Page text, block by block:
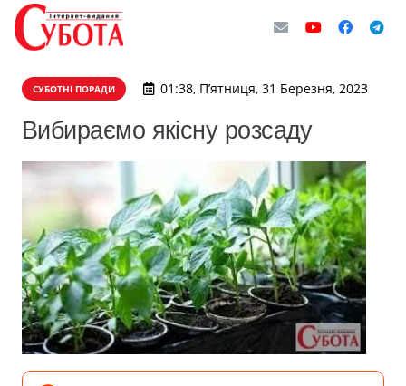
СУБОТНІ ПОРАДИ 01:38, П’ятниця, 31 Березня, 2023
Вибираємо якісну розсаду